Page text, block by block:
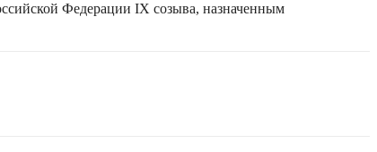
Федерации IX созыва, назначенным